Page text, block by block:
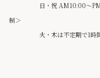
日・祝 AM10:00～
制＞
火・木は不定期で1時間程